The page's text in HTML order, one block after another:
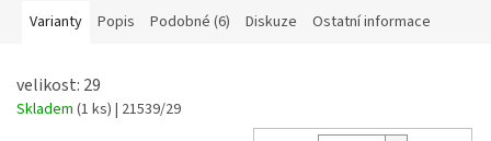
Varianty Popis Podobné (6) Diskuze Ostatní informace
velikost: 29
Skladem (1 ks) | 21539/29